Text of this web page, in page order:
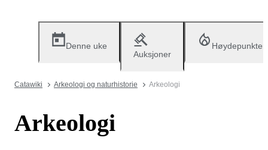
Denne uke
Auksjoner
Høydepunkter
Catawiki Arkeologi og naturhistorie Arkeologi
Arkeologi